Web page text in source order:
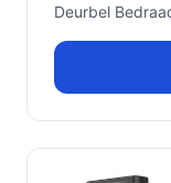
Deurbel